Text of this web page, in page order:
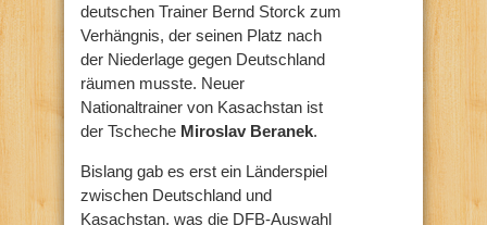
deutschen Trainer Bernd Storck zum
Verhängnis, der seinen Platz nach
der Niederlage gegen Deutschland
räumen musste. Neuer
Nationaltrainer von Kasachstan ist
der Tscheche Miroslav Beranek.
Bislang gab es erst ein Länderspiel
zwischen Deutschland und
Kasachstan, was die DFB-Auswahl